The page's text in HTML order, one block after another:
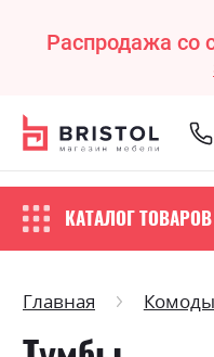
Распродажа со
КАТАЛОГ ТОВАРОВ
Главная